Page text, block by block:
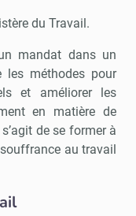
du Travail.
mandat dans un
les méthodes pour
et améliorer les
en matière de
de se former à
au travail